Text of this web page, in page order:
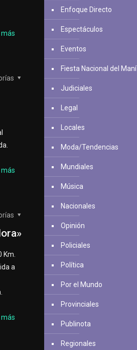
más
más
a
más
Enfoque Directo
Espectáculos
Eventos
Fiesta Nacional del Maní
Judiciales
Legal
Locales
Moda/Tendencias
Mundiales
Música
Nacionales
Opinión
Policiales
Política
Por el Mundo
Provinciales
Publinota
Regionales